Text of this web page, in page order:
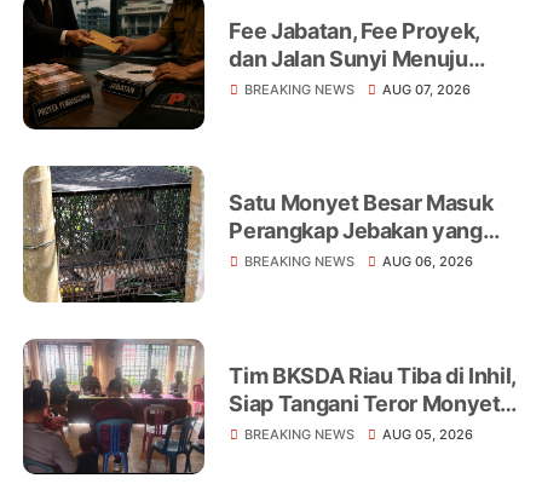
Fee Jabatan, Fee Proyek,
dan Jalan Sunyi Menuju
Operasi Tangkap Tangan
BREAKING NEWS AUG 07, 2026
Satu Monyet Besar Masuk
Perangkap Jebakan yang
Dipasang di Belakang
BREAKING NEWS AUG 06, 2026
Tim BKSDA Riau Tiba di Inhil,
Siap Tangani Teror Monyet
Liar yang Telah Melukai 18
BREAKING NEWS AUG 05, 2026